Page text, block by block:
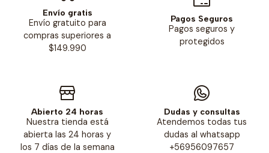
Envío gratis
Envío gratuito para
compras superiores a
$149.990
Pagos Seguros
Pagos seguros y
protegidos
Abierto 24 horas
Nuestra tienda está
abierta las 24 horas y
los 7 días de la semana
Dudas y consultas
Atendemos todas tus
dudas al whatsapp
+56956097657